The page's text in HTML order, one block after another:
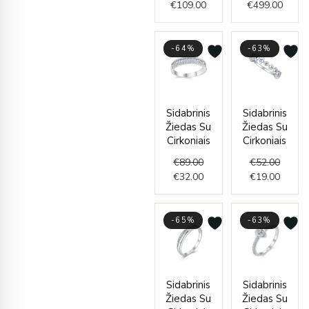
€109.00 €499.00
-64%
Sidabrinis
Žiedas Su
Cirkoniais
€89.00
price
was:
€89.00.
€32.00
price
is:
€32.00.
-63%
Sidabrinis
Žiedas Su
Cirkoniais
€52.00
price
was:
€19.00
price
is:
-65%
Sidabrinis
Žiedas Su
price
was:
price
is:
-63%
Sidabrinis
Žiedas Su
price
was:
price
is: